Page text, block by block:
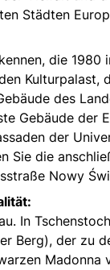
Städten
die 1980
Kulturpalast,
des
Gebäude der
der
Sie die
Nowy
In
Berg), der zu
Madonna